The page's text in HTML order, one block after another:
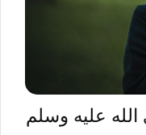
عليه وسلم